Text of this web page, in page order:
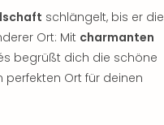
schlängelt, bis er die
Ort: Mit charmanten
begrüßt dich die schöne
perfekten Ort für deinen